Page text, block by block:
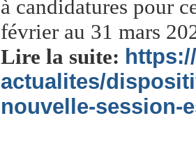
à candidatures pour
février au 31 mars
Lire la suite:
actualites/
nouvelle-session-